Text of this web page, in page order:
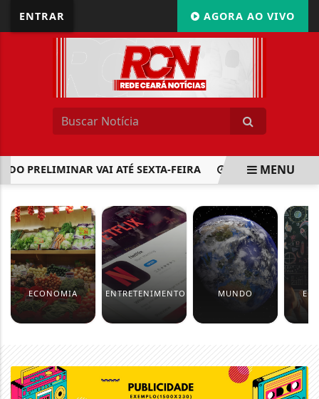
ENTRAR AGORA AO VIVO
PRELIMINAR VAI ATÉ SEXTA-FEIRA ENTENDA A LEI
MENU
ECONOMIA ENTRETENIMENTO MUNDO